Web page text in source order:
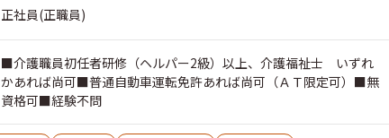
正社員(正職員)
■介護職員初任者研修（ヘルパー2級）以上、介護福祉士 いずれ
かあれば尚可■普通自動車運転免許あれば尚可（ＡＴ限定可）■無
資格可■経験不問